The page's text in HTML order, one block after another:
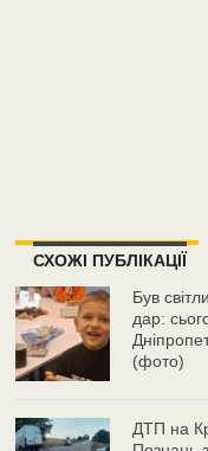
СХОЖІ ПУБЛІКАЦІЇ
Був
дар:
(фото)
ДТП на